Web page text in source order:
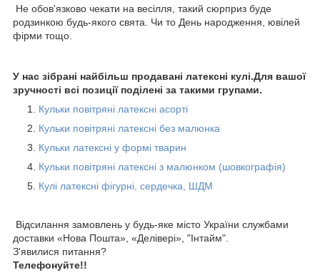
Не обов'язково чекати на весілля, такий сюрприз буде
родзинкою будь-якого свята. Чи то День народження, ювілей
фірми тощо.
У нас зібрані найбільш продавані латексні кулі.Для вашої
зручності всі позиції поділені за такими групами.
Кульки повітряні латексні асорті
Кульки повітряні латексні без малюнка
Кульки латексні у формі тварин
Кульки повітряні латексні з малюнком (шовкографія)
Кулі латексні фігурні, сердечка, ШДМ
Відсилання замовлень у будь-яке місто України службами
доставки «Нова Пошта», «Делівері», "Інтайм".
З'явилися питання?
Телефонуйте!!